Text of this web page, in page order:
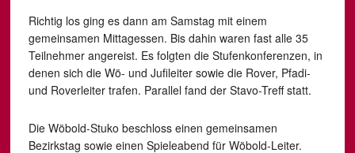
Richtig los ging es dann am Samstag mit einem
gemeinsamen Mittagessen. Bis dahin waren fast alle 35
Teilnehmer angereist. Es folgten die Stufenkonferenzen, in
denen sich die Wö- und Jufileiter sowie die Rover, Pfadi-
und Roverleiter trafen. Parallel fand der Stavo-Treff statt.
Die Wöbold-Stuko beschloss einen gemeinsamen
Bezirkstag sowie einen Spieleabend für Wöbold-Leiter.